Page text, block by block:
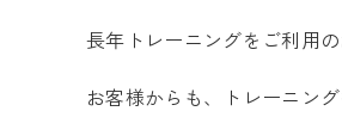
長年トレーニングをご利用
お客様からも、トレーニン